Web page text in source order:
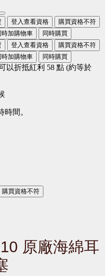
登入查看資格
購買資格不符
時加購物車
同時購買
登入查看資格
購買資格不符
時加購物車 同時購買
以折抵紅利 58 點 (約等於
間。
購買資格不符
原廠海綿耳